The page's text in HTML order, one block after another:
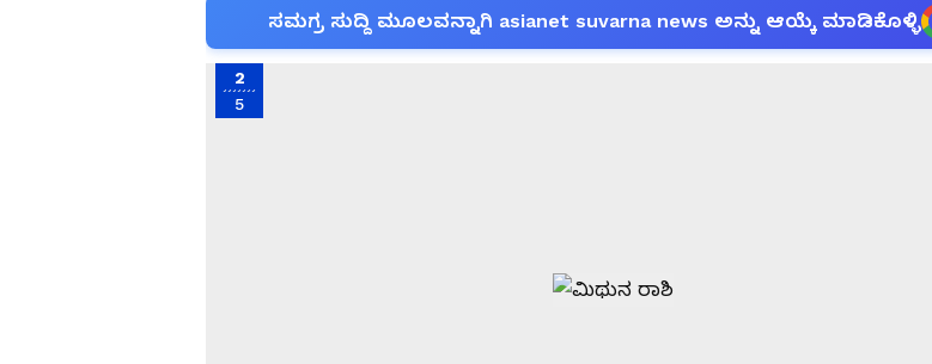
ಸಮಗ್ರ ಸುದ್ದಿ ಮೂಲವನ್ನಾಗಿ asianet suvarna news ಅನ್ನು ಆಯ್ಕೆ ಮಾಡಿಕೊಳ್ಳಿ
2
5